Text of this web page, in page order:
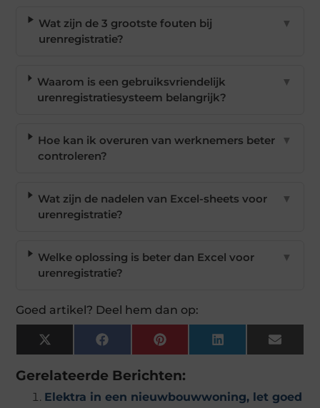
Wat zijn de 3 grootste fouten bij
urenregistratie?
▼
Waarom is een gebruiksvriendelijk
urenregistratiesysteem belangrijk?
▼
Hoe kan ik overuren van werknemers beter
controleren?
▼
Wat zijn de nadelen van Excel-sheets voor
urenregistratie?
▼
Welke oplossing is beter dan Excel voor
urenregistratie?
▼
Goed artikel? Deel hem dan op:
X
(Twitter)
FacebookPinterest LinkedIn Email
Gerelateerde Berichten:
Elektra in een nieuwbouwwoning, let goed